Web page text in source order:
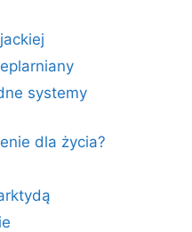
systemy
dla życia?